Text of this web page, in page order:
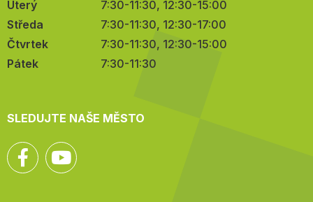
Úterý
7:30-11:30, 12:30-15:00
Středa
7:30-11:30, 12:30-17:00
Čtvrtek
7:30-11:30, 12:30-15:00
Pátek
7:30-11:30
SLEDUJTE NAŠE MĚSTO
Facebook